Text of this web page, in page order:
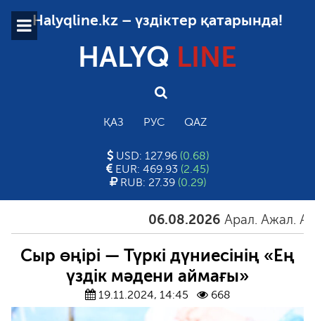
Halyqline.kz – үздіктер қатарында!
HALYQ LINE
ҚАЗ РУС QAZ
USD: 127.96 (0.68)
EUR: 469.93 (2.45)
RUB: 27.39 (0.29)
06.08.2026 Арал. Ажал. Айғақ
Сыр өңірі — Түркі дүниесінің «Ең
үздік мәдени аймағы»
19.11.2024, 14:45 668